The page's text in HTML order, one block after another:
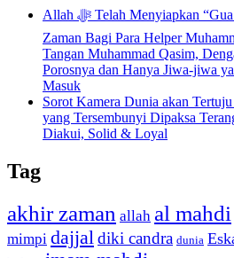
Allah ﷻ Telah Menyiapkan “Gua Ashabul Kahfi” Akhir
Zaman Bagi Para Helper
Tangan Muhammad Qasim,
Porosnya dan Hanya Jiwa-jiwa
Masuk
Sorot Kamera Dunia akan
yang Tersembunyi Dipaksa
Diakui, Solid & Loyal
Tag
akhir zaman allah al mahdi
mimpi dajjal diki candra dunia